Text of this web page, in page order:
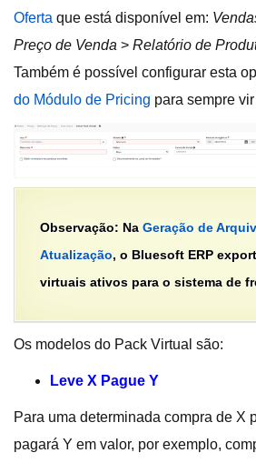
Oferta que está disponível em:
Preço de Venda > Relatório de
Também é possível configurar esta
do Módulo de Pricing para sempre
Observação: Na Geração de
Atualização, o Bluesoft ERP
virtuais ativos para o sistema de
Os modelos do Pack Virtual são:
Leve X Pague Y
Para uma determinada compra de X
pagará Y em valor, por exemplo,